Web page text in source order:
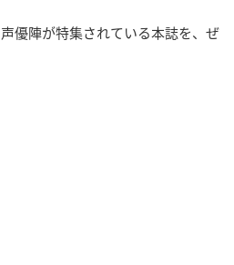
優陣が特集されている本誌を、ぜ